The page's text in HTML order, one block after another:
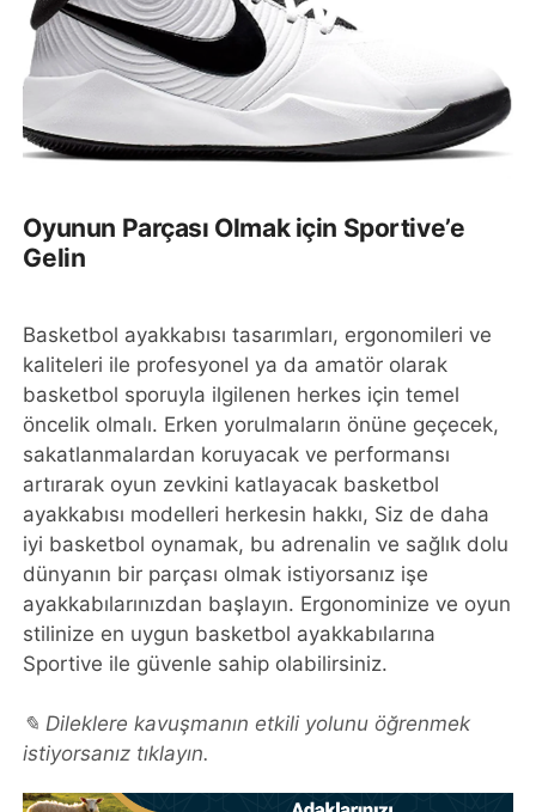
Oyunun Parçası Olmak için Sportive’e
Gelin
Basketbol ayakkabısı tasarımları, ergonomileri ve
kaliteleri ile profesyonel ya da amatör olarak
basketbol sporuyla ilgilenen herkes için temel
öncelik olmalı. Erken yorulmaların önüne geçecek,
sakatlanmalardan koruyacak ve performansı
artırarak oyun zevkini katlayacak basketbol
ayakkabısı modelleri herkesin hakkı, Siz de daha
iyi basketbol oynamak, bu adrenalin ve sağlık dolu
dünyanın bir parçası olmak istiyorsanız işe
ayakkabılarınızdan başlayın. Ergonominize ve oyun
stilinize en uygun basketbol ayakkabılarına
Sportive ile güvenle sahip olabilirsiniz.
✎ Dileklere kavuşmanın etkili yolunu öğrenmek
istiyorsanız tıklayın.